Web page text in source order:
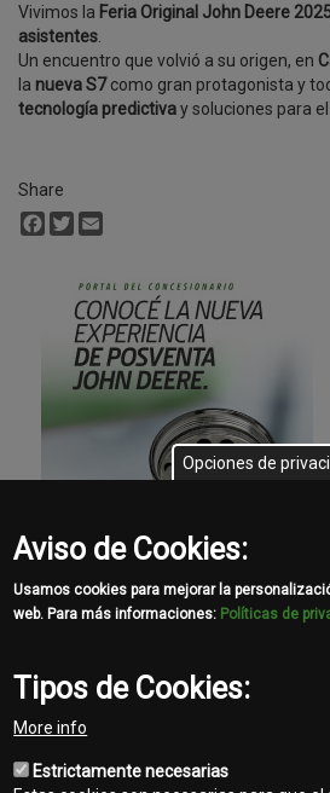
Vivimos la Feria Original John Deere
asistentes
Un encuentro que volvió a su origen, en
la nueva S7como gran protagonista y
tecnología predictivay soluciones para el
Share
Facebook
Twitter
Opciones de
Aviso de Cookies:
Usamos cookies para mejorar la
web. Para más informaciones: Políticas de
Tipos de Cookies:
More info
Estrictamente necesarias